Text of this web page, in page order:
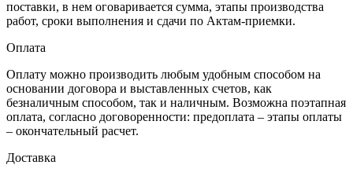
поставки, в нем оговаривается сумма, этапы производства
работ, сроки выполнения и сдачи по Актам-приемки.
Оплата
Оплату можно производить любым удобным способом на
основании договора и выставленных счетов, как
безналичным способом, так и наличным. Возможна поэтапная
оплата, согласно договоренности: предоплата – этапы оплаты
– окончательный расчет.
Доставка